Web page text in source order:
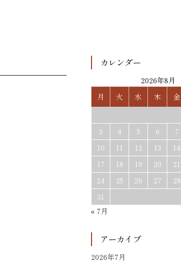
カレンダー
2026年8月
月
火 水 木 金
3
4 5 6 7
10
11 12 13 14
17
18 19 20 21
24
25 26 27 28
31
« 7月
アーカイブ
2026年7月